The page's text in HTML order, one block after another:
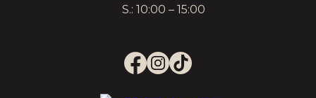
S.: 10:00 – 15:00